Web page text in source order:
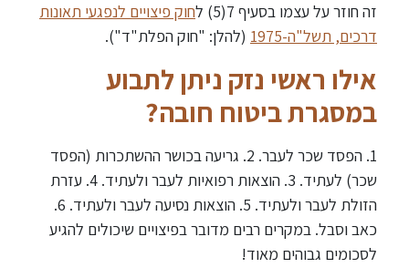
זה חוזר על עצמו בסעיף 7(5) ל
חוק פיצויים לנפגעי תאונות
דרכים, תשל"ה-1975
(להלן: "חוק הפלת"ד").
אילו ראשי נזק ניתן לתבוע
במסגרת ביטוח חובה?
1. הפסד שכר לעבר. 2. גריעה בכושר ההשתכרות (הפסד
שכר) לעתיד. 3. הוצאות רפואיות לעבר ולעתיד. 4. עזרת
הזולת לעבר ולעתיד. 5. הוצאות נסיעה לעבר ולעתיד. 6.
כאב וסבל. במקרים רבים מדובר בפיצויים שיכולים להגיע
לסכומים גבוהים מאוד!